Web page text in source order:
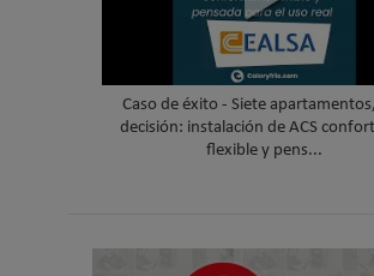
Caso de éxito - Siete
decisión: instalación de ACS
flexible y pens...